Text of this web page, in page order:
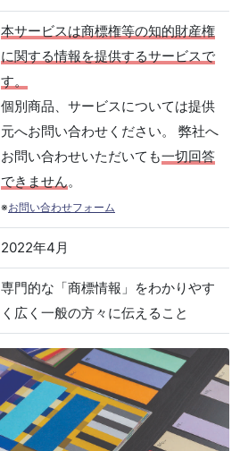
本サービスは商標権等の知的財産権
に関する情報を提供するサービスで
す。
個別商品、サービスについては提供
元へお問い合わせください。 弊社へ
お問い合わせいただいても一切回答
できません。
※お問い合わせフォーム
2022年4月
専門的な「商標情報」をわかりやす
く広く一般の方々に伝えること